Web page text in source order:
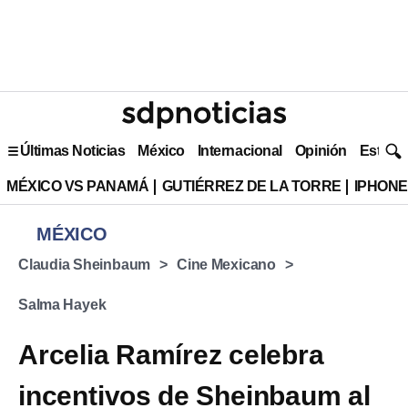
Últimas Noticias México Internacional Opinión Estilo
MÉXICO VS PANAMÁ GUTIÉRREZ DE LA TORRE
MÉXICO
Claudia Sheinbaum Cine Mexicano
Salma Hayek
Arcelia Ramírez celebra
incentivos de Sheinbaum al